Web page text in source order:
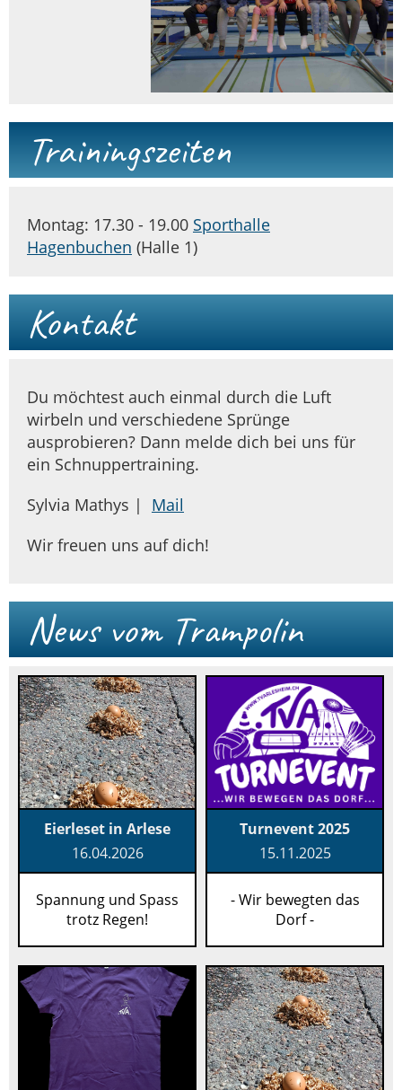
Trainingszeiten
Montag: 17.30 - 19.00 Sporthalle
Hagenbuchen (Halle 1)
Kontakt
Du möchtest auch einmal durch die Luft
wirbeln und verschiedene Sprünge
ausprobieren? Dann melde dich bei uns für
ein Schnuppertraining.
Sylvia Mathys | Mail
Wir freuen uns auf dich!
News vom Trampolin
Eierleset in Arlese
16.04.2026
Spannung und Spass
trotz Regen!
Turnevent 2025
15.11.2025
- Wir bewegten das
Dorf -